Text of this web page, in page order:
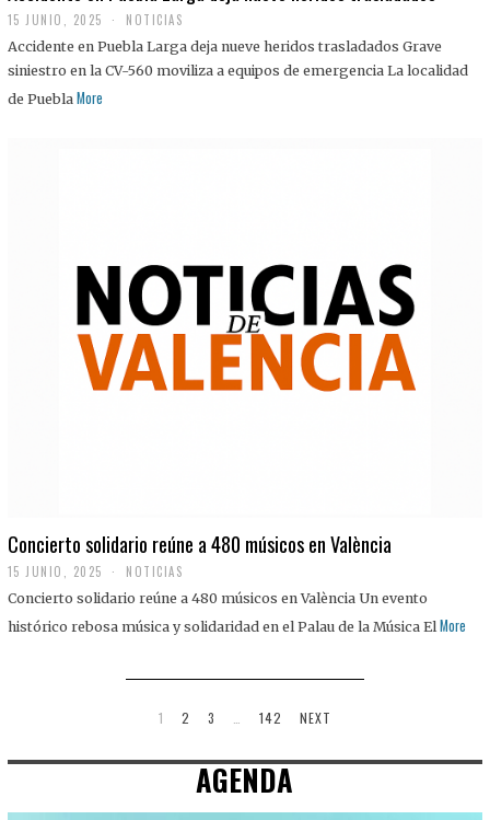
15 JUNIO, 2025 NOTICIAS
Accidente en Puebla Larga deja nueve heridos trasladados Grave
siniestro en la CV-560 moviliza a equipos de emergencia La localidad
de Puebla More
Concierto solidario reúne a 480 músicos en València
15 JUNIO, 2025 NOTICIAS
Concierto solidario reúne a 480 músicos en València Un evento
histórico rebosa música y solidaridad en el Palau de la Música El More
1 2 3 142 NEXT
AGENDA